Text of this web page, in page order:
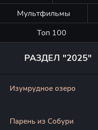
Мультфильмы
Топ 100
РАЗДЕЛ "2025"
Изумрудное озеро
Парень из Собури